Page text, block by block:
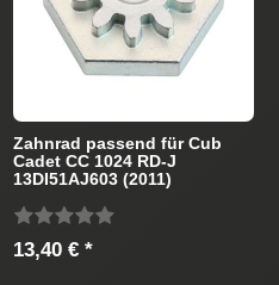
Zahnrad passend für Cub
Cadet CC 1024 RD-J
13DI51AJ603 (2011)
13,40 € *